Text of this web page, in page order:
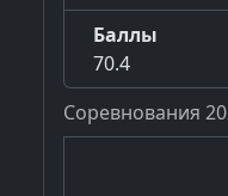
Баллы
70.4
Соревнования